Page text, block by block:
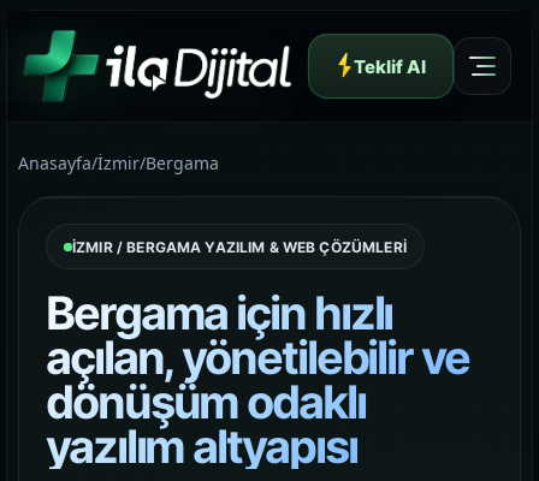
Teklif Al
Müşteri Paneli
Anasayfa/İzmir/Bergama
İZMIR / BERGAMA YAZILIM & WEB ÇÖZÜMLERİ
Bergama için hızlı
açılan, yönetilebilir ve
dönüşüm odaklı
yazılım altyapısı